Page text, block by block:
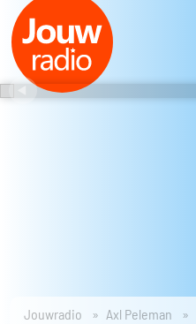
Jouwradio Axl Peleman